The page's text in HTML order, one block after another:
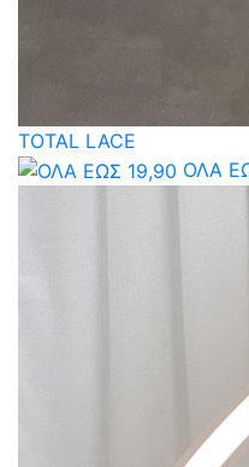
TOTAL LACE
ΟΛΑ